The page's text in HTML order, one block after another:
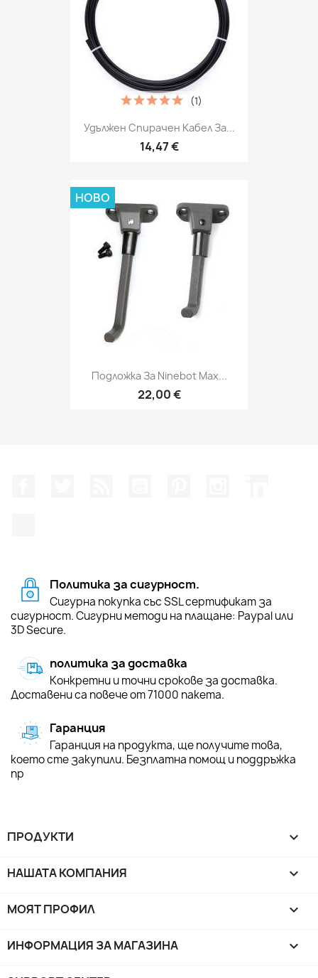
Удължен Спирачен Кабел За...
14,47 €
(1)
Подложка За Ninebot Max...
22,00 €
НОВО
Политика за сигурност.
Сигурна покупка със SSL сертификат за
сигурност. Сигурни методи на плащане: Paypal или
3D Secure.
политика за доставка
Конкретни и точни срокове за доставка.
Доставени са повече от 71000 пакета.
Гаранция
Гаранция на продукта, ще получите това,
което сте закупили. Безплатна помощ и поддръжка
пр
ПРОДУКТИ 
НАШАТА КОМПАНИЯ 
МОЯТ ПРОФИЛ 
ИНФОРМАЦИЯ ЗА МАГАЗИНА keyboard_arrow_down